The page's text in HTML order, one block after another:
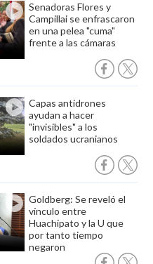
Senadoras Flores y
Campillai se enfrascaron
en una pelea "cuma"
frente a las cámaras
Capas antidrones
ayudan a hacer
"invisibles" a los
soldados ucranianos
Goldberg: Se reveló el
vínculo entre
Huachipato y la U que
por tanto tiempo
negaron